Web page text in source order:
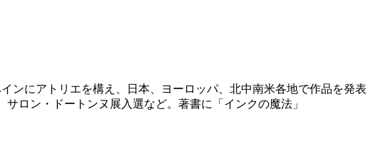
ンにアトリエを構え、日本、ヨーロッパ、北中南米各地で作品を発表
ロン・ドートンヌ展入選など。著書に「インクの魔法」